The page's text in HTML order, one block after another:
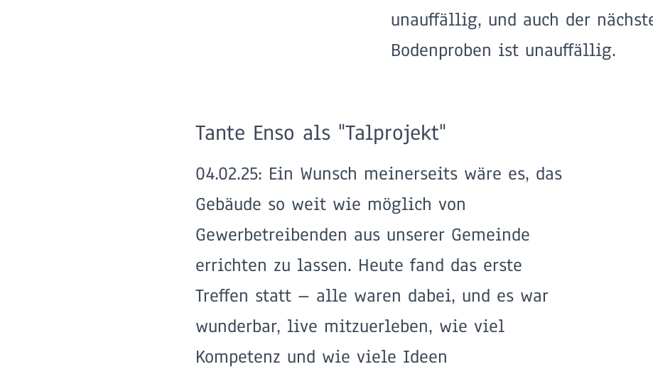
unauffällig, und auch der
Bodenproben ist unauffällig.
Tante Enso als "Talprojekt"
04.02.25: Ein Wunsch meinerseits wäre es, das
Gebäude so weit wie möglich von
Gewerbetreibenden aus unserer Gemeinde
errichten zu lassen. Heute fand das erste
Treffen statt – alle waren dabei, und es war
wunderbar, live mitzuerleben, wie viel
Kompetenz und wie viele Ideen